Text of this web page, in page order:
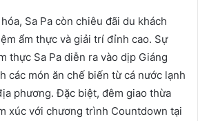
Sa Pa còn chiêu đãi du khách
ẩm thực và giải trí đỉnh cao. Sự
thực Sa Pa diễn ra vào dịp Giáng
các món ăn chế biến từ cá nước lạnh
phương. Đặc biệt, đêm giao thừa
xúc với chương trình Countdown tại